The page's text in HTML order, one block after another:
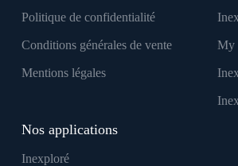
Politique de confidentialité
Conditions générales de vente
Mentions légales
My
Nos applications
Inexploré